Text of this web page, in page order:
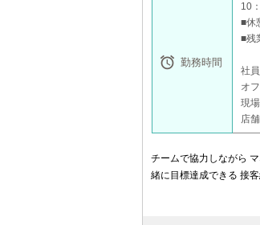
 勤務時間
10
■休
■残
社
オ
現
店
チームで協力しながら
緒に目標達成できる 接